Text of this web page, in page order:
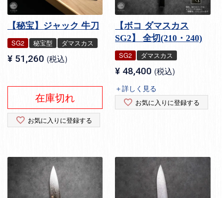
【秘宝】ジャック 牛刀
SG2 秘宝型 ダマスカス
¥ 51,260 税込
在庫切れ
お気に入りに登録する
【ボコ ダマスカス
SG2】 全切(210・240)
SG2 ダマスカス
¥ 48,400 税込
＋詳しく見る
お気に入りに登録する